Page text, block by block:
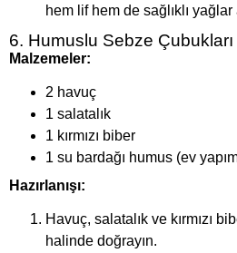
hem lif hem de sağlıklı yağlar
6. Humuslu Sebze Çubukları
Malzemeler:
2 havuç
1 salatalık
1 kırmızı biber
1 su bardağı humus (ev
Hazırlanışı:
Havuç, salatalık ve kırmızı
halinde doğrayın.